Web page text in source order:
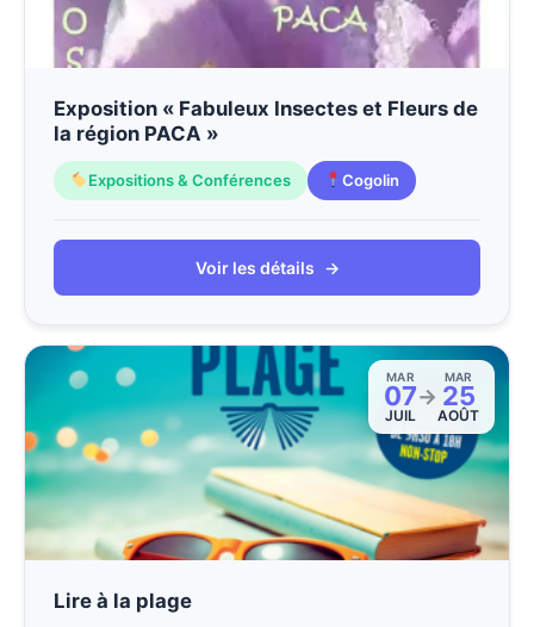
Exposition « Fabuleux Insectes et Fleurs de
la région PACA »
Expositions & Conférences Cogolin
Voir les détails →
MAR
07
JUIL
→
MAR
25
AOÛT
Lire à la plage